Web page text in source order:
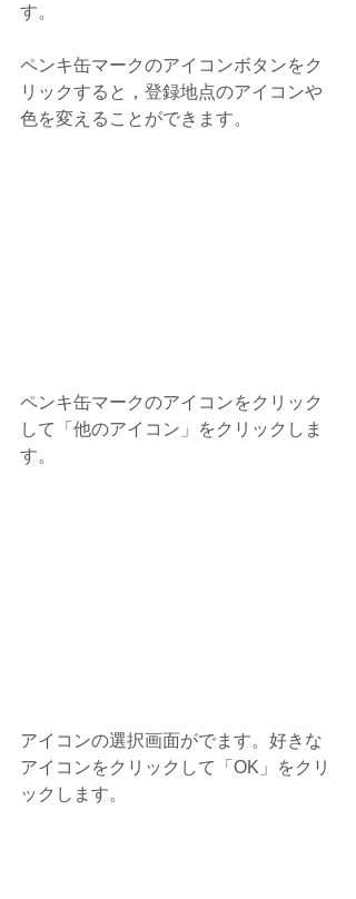
す。
ペンキ缶マークのアイコンボタンをク
リックすると，登録地点のアイコンや
色を変えることができます。
ペンキ缶マークのアイコンをクリック
して「他のアイコン」をクリックしま
す。
アイコンの選択画面がでます。好きな
アイコンをクリックして「OK」をクリ
ックします。